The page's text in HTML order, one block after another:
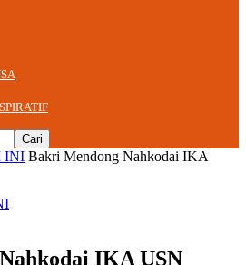
INI Bakri Mendong Nahkodai IKA
IKA USN